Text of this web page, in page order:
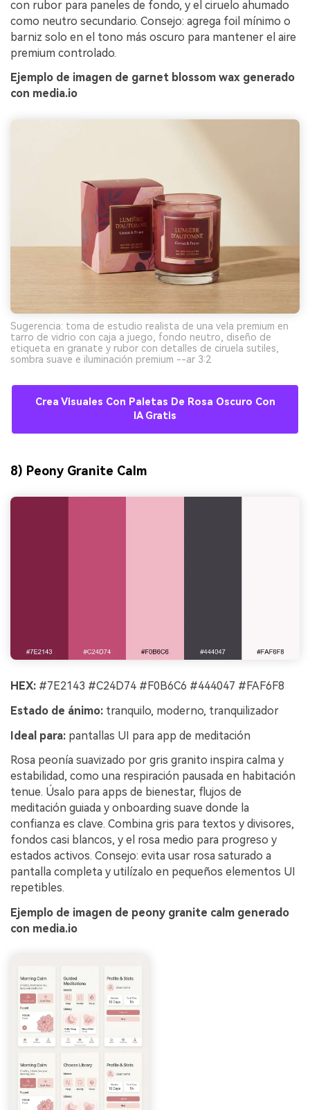
con rubor para paneles de fondo, y el ciruelo ahumado
como neutro secundario. Consejo: agrega foil mínimo o
barniz solo en el tono más oscuro para mantener el aire
premium controlado.
Ejemplo de imagen de garnet blossom wax generado
con media.io
Sugerencia: toma de estudio realista de una vela premium en
tarro de vidrio con caja a juego, fondo neutro, diseño de
etiqueta en granate y rubor con detalles de ciruela sutiles,
sombra suave e iluminación premium --ar 3:2
Crea Visuales Con Paletas De Rosa Oscuro Con
IA Gratis
8) Peony Granite Calm
HEX: #7E2143 #C24D74 #F0B6C6 #444047 #FAF6F8
Estado de ánimo: tranquilo, moderno, tranquilizador
Ideal para: pantallas UI para app de meditación
Rosa peonía suavizado por gris granito inspira calma y
estabilidad, como una respiración pausada en habitación
tenue. Úsalo para apps de bienestar, flujos de
meditación guiada y onboarding suave donde la
confianza es clave. Combina gris para textos y divisores,
fondos casi blancos, y el rosa medio para progreso y
estados activos. Consejo: evita usar rosa saturado a
pantalla completa y utilízalo en pequeños elementos UI
repetibles.
Ejemplo de imagen de peony granite calm generado
con media.io